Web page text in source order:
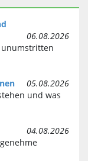
06.08.2026
05.08.2026
und was
04.08.2026